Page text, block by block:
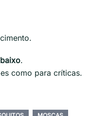
.
como para críticas.